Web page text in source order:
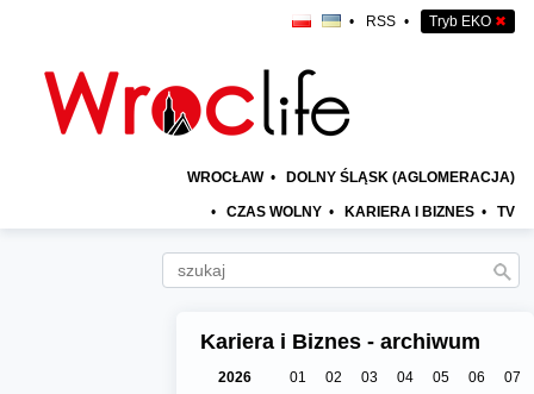
• RSS • Tryb EKO ✖
WROCŁAW • DOLNY ŚLĄSK (AGLOMERACJA)
• CZAS WOLNY • KARIERA I BIZNES • TV
Kariera i Biznes - archiwum
2026 01 02 03 04 05 06
07